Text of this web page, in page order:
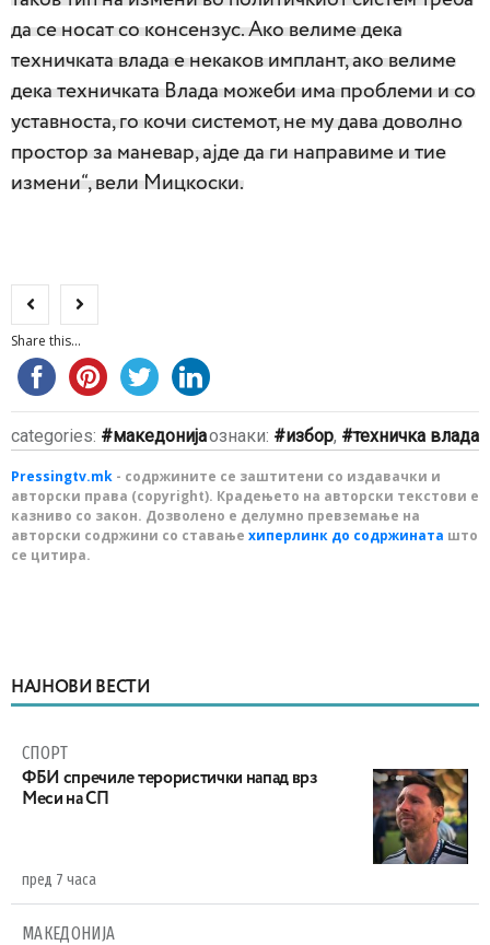
да се носат со консензус. Ако велиме дека
техничката влада е некаков имплант, ако велиме
дека техничката Влада можеби има проблеми и со
уставноста, го кочи системот, не му дава доволно
простор за маневар, ајде да ги направиме и тие
измени“, вели Мицкоски.
Share this...
categories: македонијаознаки: избор, техничка влада
Pressingtv.mk - содржините се заштитени со издавачки и
авторски права (copyright). Крадењето на авторски текстови е
казниво со закон. Дозволено е делумно превземање на
авторски содржини со ставање хиперлинк до содржината што
се цитира.
НАЈНОВИ ВЕСТИ
СПОРТ
ФБИ спречиле терористички напад врз
Меси на СП
пред 7 часа
МАКЕДОНИЈА